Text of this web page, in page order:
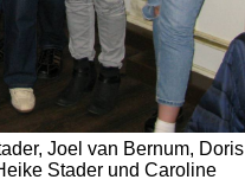
Joel van Bernum, Doris
Stader und Caroline